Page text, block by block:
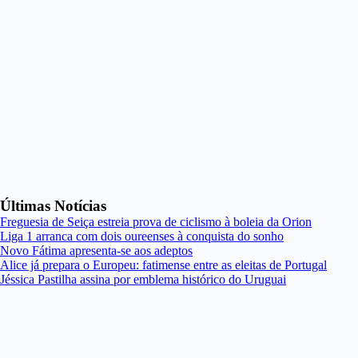
Últimas Notícias
Freguesia de Seiça estreia prova de ciclismo à boleia da Orion
Liga 1 arranca com dois oureenses à conquista do sonho
Novo Fátima apresenta-se aos adeptos
Alice já prepara o Europeu: fatimense entre as eleitas de Portugal
Jéssica Pastilha assina por emblema histórico do Uruguai